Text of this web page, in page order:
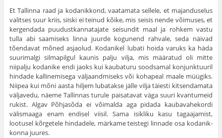
Et Tallinna raad ja kodanikkond, vaatamata sellele, et majanduselus
valitses suur kriis, siiski ei teinud kõike, mis seisis nende võimuses, et
kergendada puudustkannatajate seisundit maal ja rohkem vastu
tulla abi saamiseks linna juurde kogunend rahvale, seda näivad
tõendavat mõned asjaolud. Kodanikel lubati hoida varuks ka häda
suurimalgi silmapilgul kaunis palju vilja, mis määratud oli mitte
niipalju kodanike endi jaoks kui kaubaturu soodsamal konjunktuuril
hindade kallinemisega väljaandmiseks või kohapeal maale müügiks.
Niipea kui mõni aasta hiljem lubatakse jälle vilja täiesti kitsendamata
väljavedu, näeme Tallinnas turule paisatavat väga suuri kvantumeid
rukist. Algav Põhjasõda ei võimalda aga pidada kaubavahekordi
välismaaga enam endisel viisil. Sama isikliku kasu tagaajamist,
lootusel kõrgetele hindadele, märkame teistegi linnade osa kodanik­
konna juures.